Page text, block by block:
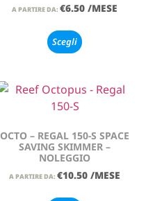
A PARTIRE DA: €6.50 /MESE
Scegli
OCTO – REGAL 150-S SPACE
SAVING SKIMMER –
NOLEGGIO
A PARTIRE DA: €10.50 /MESE